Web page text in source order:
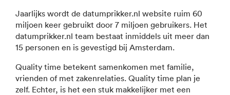
Jaarlijks wordt de datumprikker.nl website ruim 60
miljoen keer gebruikt door 7 miljoen gebruikers. Het
datumprikker.nl team bestaat inmiddels uit meer dan
15 personen en is gevestigd bij Amsterdam.
Quality time betekent samenkomen met familie,
vrienden of met zakenrelaties. Quality time plan je
zelf. Echter, is het een stuk makkelijker met een